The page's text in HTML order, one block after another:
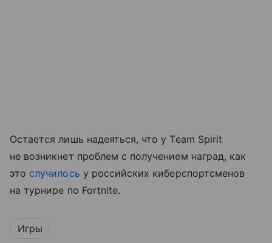
Остается лишь надеяться, что у Team Spirit
не возникнет проблем с получением наград, как
это случилось у российских киберспортсменов
на турнире по Fortnite.
Игры